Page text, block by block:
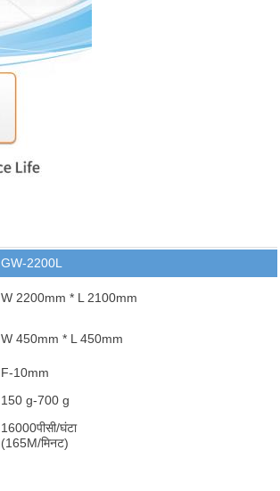
GW-2200L
W 2200mm * L 2100mm
W 450mm * L 450mm
F-10mm
150 g-700 g
16000पीसी/घंटा
(165M/मिनट)